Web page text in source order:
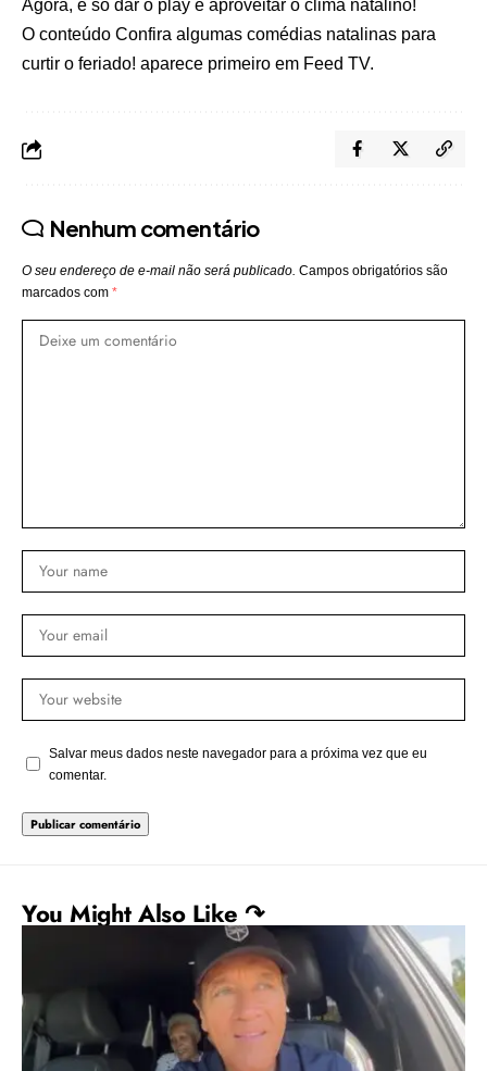
Agora, é só dar o play e aproveitar o clima natalino!
O conteúdo Confira algumas comédias natalinas para
curtir o feriado! aparece primeiro em Feed TV.
Nenhum comentário
O seu endereço de e-mail não será publicado. Campos obrigatórios são
marcados com *
Salvar meus dados neste navegador para a próxima vez que eu
comentar.
You Might Also Like ↷